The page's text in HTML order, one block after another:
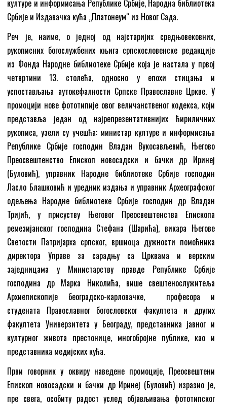
културе и информисања Републике Србије, Народна библиотека
Србије и Издавачка кућа „Платонеум“ из Новог Сада.
Реч је, наиме, о једној од најстаријих средњовековних,
рукописних богослужбених књига српскословенске редакције
из Фонда Народне библиотеке Србије која је настала у првој
четвртини 13. столећа, односно у епохи стицања и
успостављања аутокефалности Српске Православне Цркве. У
промоцији нове фототипије овог величанственог кодекса, који
представља један од најрепрезентативнијих ћириличних
рукописа, узели су учешћа: министар културе и информисања
Републике Србије господин Владан Вукосављевић, Његово
Преосвештенство Епископ новосадски и бачки др Иринеј
(Буловић), управник Народне библиотеке Србије господин
Ласло Блашковић и уредник издања и управник Археографског
одељења Народне библиотеке Србије господин др Владан
Тријић, у присуству Његовог Преосвештенства Епископа
ремезијанског господина Стефана (Шарића), викара Његове
Светости Патријарха српског, вршиоца дужности помоћника
директора Управе за сарадњу са Црквама и верским
заједницама у Министарству правде Републике Србије
господина др Марка Николића, више свештенослужитеља
Архиепископије београдско-карловачке, професора и
студената Православног богословског факултета и других
факултета Универзитета у Београду, представника јавног и
културног живота престонице, многобројне публике, као и
представника медијских кућа.
Први говорник у оквиру наведене промоције, Преосвештени
Епископ новосадски и бачки др Иринеј (Буловић) изразио је,
пре свега, особиту радост услед објављивања фототипског